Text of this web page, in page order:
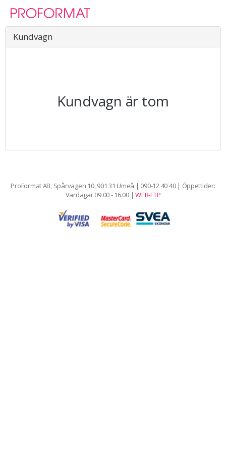
Kundvagn
Kundvagn är tom
ProFormat AB, Spårvägen 10, 901 31 Umeå | 090-12 40 40 | Öppettider:
Vardagar 09.00 - 16.00 |WEB-FTP